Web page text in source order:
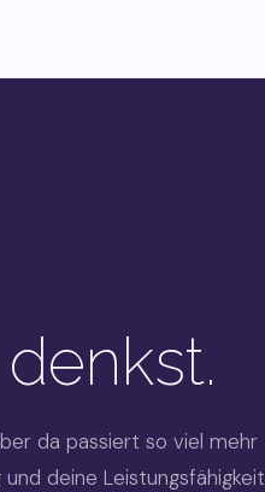
da passiert so viel mehr
deine Leistungsfähigkeit